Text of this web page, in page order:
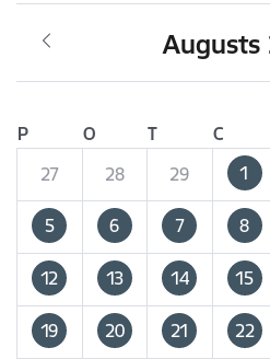
Augusts
P O T C
27
28 29 1
5 6 7 8
12 13 14 15
19 20 21 22